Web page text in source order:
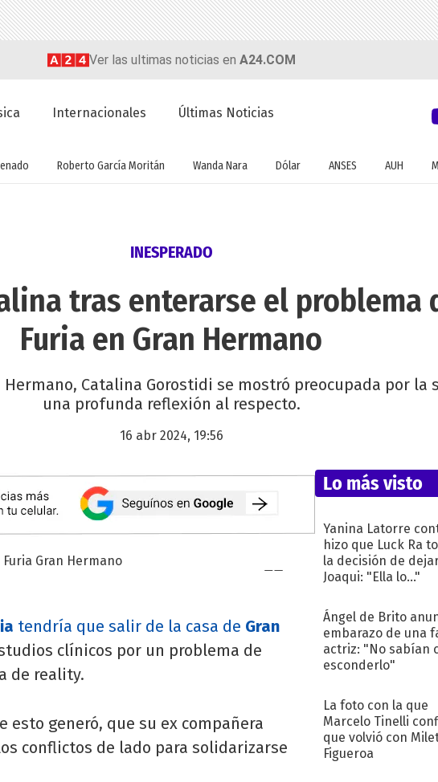
Ver las ultimas noticias en A24.COM
Internacionales Últimas Noticias
Roberto García Moritán Wanda Nara Dólar ANSES AUH
INESPERADO
tras enterarse el problema
Furia en Gran Hermano
Catalina Gorostidi se mostró preocupada por la
una profunda reflexión al respecto.
16 abr 2024, 19:56
tendría que salir de la casa de Gran
clínicos por un problema de
de reality.
generó, que su ex compañera
conflictos de lado para solidarizarse
Lo más visto
Yanina Latorre
hizo que Luck Ra
la decisión de
Joaqui: "Ella lo..."
Ángel de Brito
embarazo de una
actriz: "No sabían
esconderlo"
La foto con la que
Marcelo Tinelli
que volvió con
Figueroa